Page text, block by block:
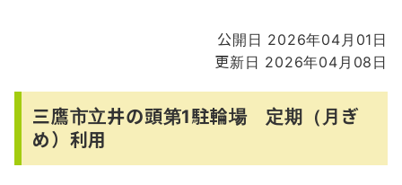
公開日 2026年04月01日
更新日 2026年04月08日
三鷹市立井の頭第1駐輪場 定期（月ぎ
め）利用